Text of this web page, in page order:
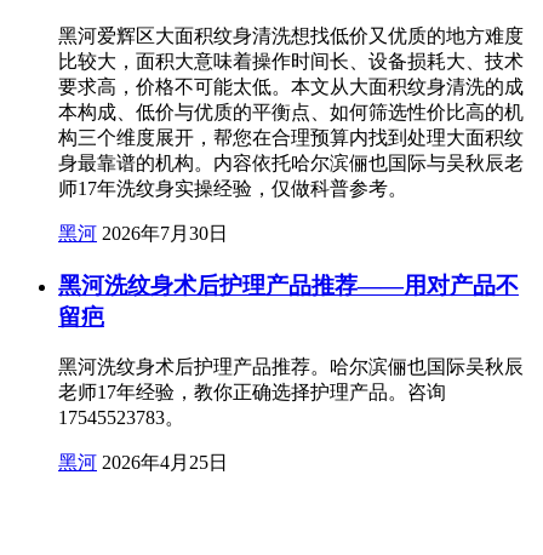
黑河爱辉区大面积纹身清洗想找低价又优质的地方难度
比较大，面积大意味着操作时间长、设备损耗大、技术
要求高，价格不可能太低。本文从大面积纹身清洗的成
本构成、低价与优质的平衡点、如何筛选性价比高的机
构三个维度展开，帮您在合理预算内找到处理大面积纹
身最靠谱的机构。内容依托哈尔滨俪也国际与吴秋辰老
师17年洗纹身实操经验，仅做科普参考。
黑河 2026年7月30日
黑河洗纹身术后护理产品推荐——用对产品不
留疤
黑河洗纹身术后护理产品推荐。哈尔滨俪也国际吴秋辰
老师17年经验，教你正确选择护理产品。咨询
17545523783。
黑河 2026年4月25日